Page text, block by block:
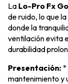
La Lo-Pro Fx
de ruido, lo que
donde la
ventilación evita
durabilidad
Presentación: *
mantenimiento y